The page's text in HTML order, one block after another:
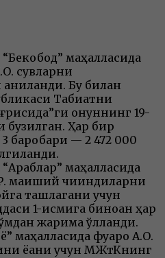
маҳалласида
сувларни
Бу билан
Табиатни
қонуннинг 19-
бузилган. Ҳар бир
баробари — 2 472 000
маҳалласида
маиший чиқиндиларни
ташлагани учун
1-қисмига биноан ҳар
жарима қўлланди.
маҳалласида фуқаро А.О.
ёққани учун МЖтКнинг